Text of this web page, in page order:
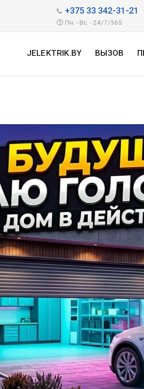
+375 33 342-31-21
Пн. - Вс. - 24/7/365
JELEKTRIK.BY ВЫЗОВ